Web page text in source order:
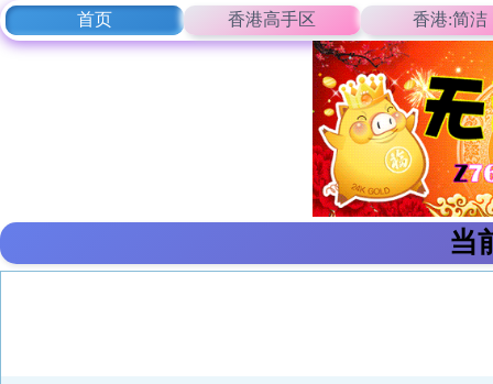
首页 香港高手区 香港:简洁
当